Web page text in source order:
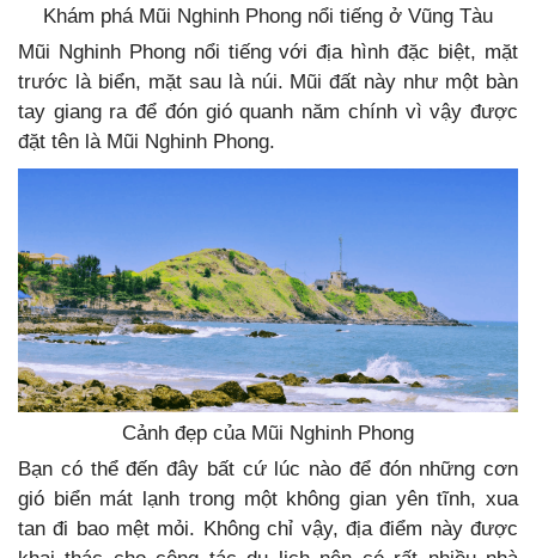
Khám phá Mũi Nghinh Phong nổi tiếng ở Vũng Tàu
Mũi Nghinh Phong nổi tiếng với địa hình đặc biệt, mặt
trước là biển, mặt sau là núi. Mũi đất này như một bàn
tay giang ra để đón gió quanh năm chính vì vậy được
đặt tên là Mũi Nghinh Phong.
Cảnh đẹp của Mũi Nghinh Phong
Bạn có thể đến đây bất cứ lúc nào để đón những cơn
gió biển mát lạnh trong một không gian yên tĩnh, xua
tan đi bao mệt mỏi. Không chỉ vậy, địa điểm này được